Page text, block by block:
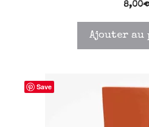
8,00€
Ajouter au
Save